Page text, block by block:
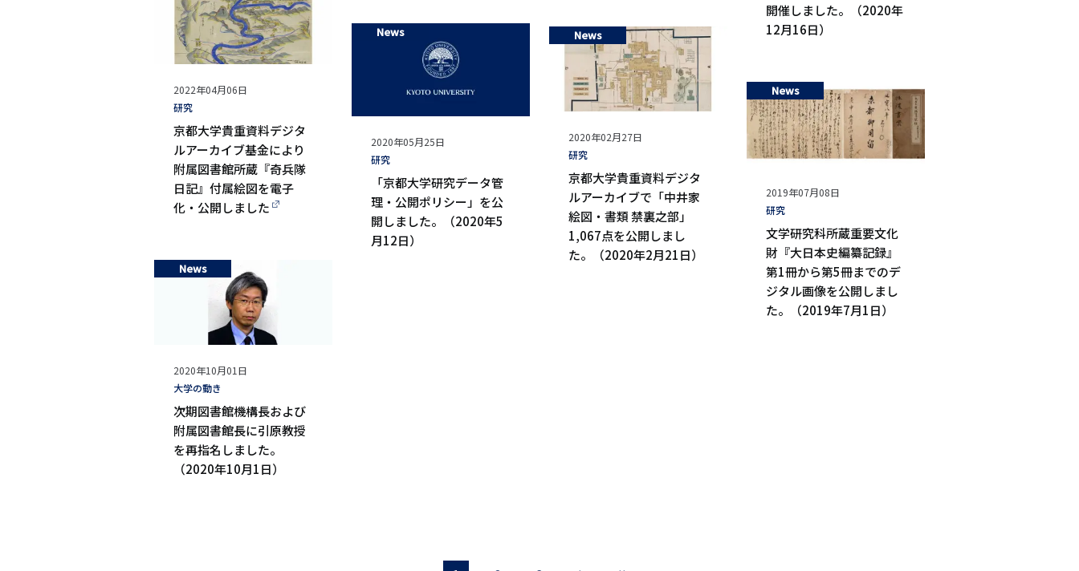
公
開
日
2022年04月06日
タ
グ
研究
京都大学貴重資料デジタ
ルアーカイブ基金により
附属図書館所蔵『奇兵隊
日記』付属絵図を電子
化・公開しました
開催しました。（2020年
12月16日）
News
公
開
日
2020年10月01日
タ
グ
大学の動き
次期図書館機構長および
附属図書館長に引原教授
を再指名しました。
（2020年10月1日）
News
公
開
日
2020年05月25日
タ
グ
研究
「京都大学研究データ管
理・公開ポリシー」を公
開しました。（2020年5
月12日）
News
公
開
日
2020年02月27日
タ
グ
研究
京都大学貴重資料デジタ
ルアーカイブで「中井家
絵図・書類 禁裏之部」
1,067点を公開しまし
た。（2020年2月21日）
News
公
開
日
2019年07月08日
タ
グ
研究
文学研究科所蔵重要文化
財『大日本史編纂記録』
第1冊から第5冊までのデ
ジタル画像を公開しまし
た。（2019年7月1日）